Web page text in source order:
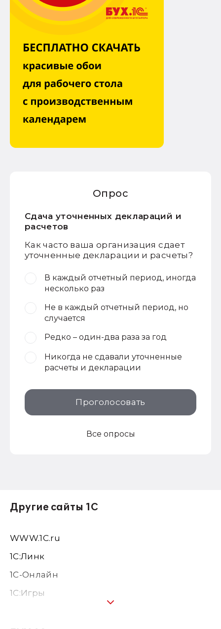
Опрос
Сдача уточненных деклараций и
расчетов
Как часто ваша организация сдает
уточненные декларации и расчеты?
В каждый отчетный период, иногда
несколько раз
Не в каждый отчетный период, но
случается
Редко – один-два раза за год
Никогда не сдавали уточненные
расчеты и декларации
Проголосовать
Все опросы
Другие сайты 1С
WWW.1С.ru
1С:Линк
1С-Онлайн
1C:Игры